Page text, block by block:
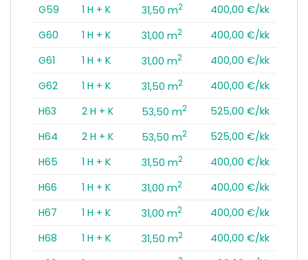
G59
1 H + K 31,50 m2
400,00 €/kk
G60
1 H + K 31,00 m2
400,00 €/kk
G61
1 H + K 31,00 m2
400,00 €/kk
G62
1 H + K 31,50 m2
400,00 €/kk
H63
2 H + K 53,50 m2
525,00 €/kk
H64
2 H + K 53,50 m2
525,00 €/kk
H65
1 H + K 31,50 m2
400,00 €/kk
H66
1 H + K 31,00 m2
400,00 €/kk
H67
1 H + K 31,00 m2
400,00 €/kk
H68
1 H + K 31,50 m2
400,00 €/kk